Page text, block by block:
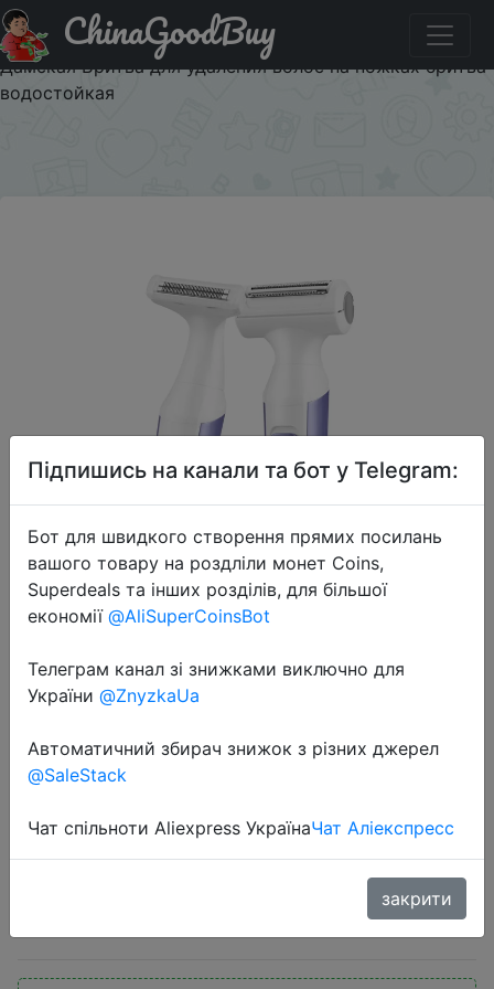
Код на знижку LOVECHINA1 Cceyin 2 в 1 электробритва
унисекс триммер для бороды женский эпилятор
Дамская Бритва для удаления волос на ножках бритва
водостойкая
ChinaGoodBuy
2022-04-11
Cceyin 2 в 1 электробритва
унисекс триммер для бороды
женский эпилятор Дамская
ножках бритва водостойкая
Підпишись на канали та бот у Telegram:
Бот для швидкого створення прямих посилань
вашого товару на роздліли монет Coins,
Superdeals та інших розділів, для більшої
економії @AliSuperCoinsBot
Телеграм канал зі знижками виключно для
України @ZnyzkaUa
Автоматичний збирач знижок з різних джерел
@SaleStack
Чат спільноти Aliexpress УкраїнаЧат Аліекспресс
закрити